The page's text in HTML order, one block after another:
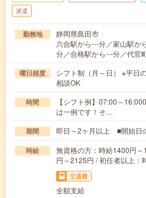
派遣
勤務地
静岡県島田市
六合駅から---分／家山駅か
分／合格駅から---分／代官
曜日頻度
シフト制（月～日） ※平日
相談OK
時間
【シフト例】07:00～
は一例です！そ…
期間 即日～2ヶ月以上 ■開始日
時給
無資格の方：時給1400円
円～2125円 / 初任者以上：
交通費
全額支給